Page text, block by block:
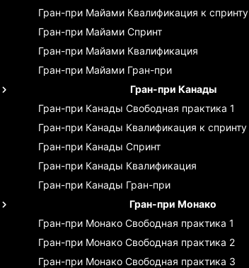
Гран-при Майами Квалификация к спринту
Гран-при Майами Спринт
Гран-при Майами Квалификация
Гран-при Майами Гран-при
Гран-при Канады
Гран-при Канады Свободная практика 1
Гран-при Канады Квалификация к спринту
Гран-при Канады Спринт
Гран-при Канады Квалификация
Гран-при Канады Гран-при
Гран-при Монако
Гран-при Монако Свободная практика 1
Гран-при Монако Свободная практика 2
Гран-при Монако Свободная практика 3